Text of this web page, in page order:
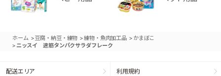
ホーム >豆腐・納豆・練物 >練物・魚肉加工品 > かまぼこ
> ニッスイ 速筋タンパクサラダフレーク
配送エリア 利用規約